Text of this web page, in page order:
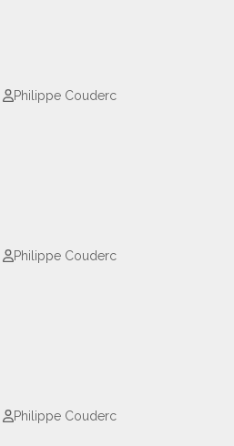
Philippe Couderc
Philippe Couderc
Philippe Couderc